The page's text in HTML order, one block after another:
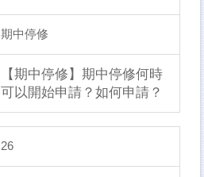
期中停修
【期中停修】期中停修何時
可以開始申請？如何申請？
26